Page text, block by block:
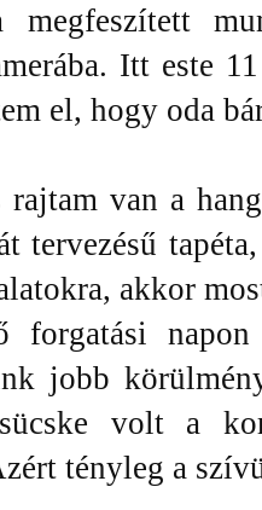
megfeszített
Itt este
el, hogy oda
van a
tervezésű
akkor
napon
jobb
volt a
tényleg a